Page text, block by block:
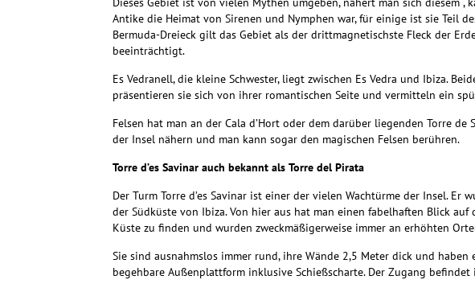
Antike die Heimat von Sirenen und Nymphen war, für einige ist sie Teil
Bermuda-Dreieck gilt das Gebiet als der drittmagnetischste Fleck der
beeinträchtigt.
Es Vedranell, die kleine Schwester, liegt zwischen Es Vedra und Ibiza.
präsentieren sie sich von ihrer romantischen Seite und vermitteln ein
Felsen hat man an der Cala d’Hort oder dem darüber liegenden Torre de
der Insel nähern und man kann sogar den magischen Felsen berühren.
Torre d’es Savinar auch bekannt als Torre del Pirata
Der Turm Torre d’es Savinar ist einer der vielen Wachtürme der Insel. Er
der Südküste von Ibiza. Von hier aus hat man einen fabelhaften Blick
Küste zu finden und wurden zweckmäßigerweise immer an erhöhten
Sie sind ausnahmslos immer rund, ihre Wände 2,5 Meter dick und haben
begehbare Außenplattform inklusive Schießscharte. Der Zugang